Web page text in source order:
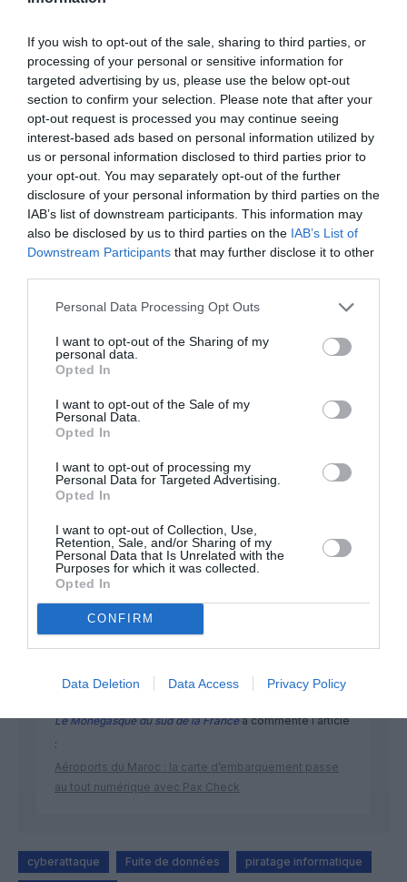
If you wish to opt-out of the sale, sharing to third parties, or
processing of your personal or sensitive information for
targeted advertising by us, please use the below opt-out
section to confirm your selection. Please note that after your
opt-out request is processed you may continue seeing
interest-based ads based on personal information utilized by
us or personal information disclosed to third parties prior to
your opt-out. You may separately opt-out of the further
disclosure of your personal information by third parties on the
IAB’s list of downstream participants. This information may
also be disclosed by us to third parties on the IAB’s List of
Downstream Participants that may further disclose it to other
Personal Data Processing Opt Outs
I want to opt-out of the Sharing of my
personal data.
Opted In
I want to opt-out of the Sale of my
Personal Data.
Opted In
I want to opt-out of processing my
Personal Data for Targeted Advertising.
Opted In
I want to opt-out of Collection, Use,
Retention, Sale, and/or Sharing of my
Personal Data that Is Unrelated with the
Purposes for which it was collected.
Opted In
CONFIRM
Data Deletion Data Access Privacy Policy
Aucun commentaire !
LAISSER UN COMMENTAIRE
FAIRE UN DON
Appel aux lecteurs !
Soutenez Air Journal participez
DERNIERS COMMENTAIRES
a commenté l'article :
19 h 23 sans escale : le Boeing 777F de National
Le Monégasque du sud de la Francea commenté l'article
:
Aéroports du Maroc : la carte d’embarquement passe
au tout numérique avec Pax Check
cyberattaque Fuite de données piratage informatique